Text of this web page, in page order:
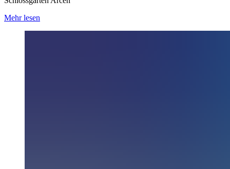
Mehr lesen